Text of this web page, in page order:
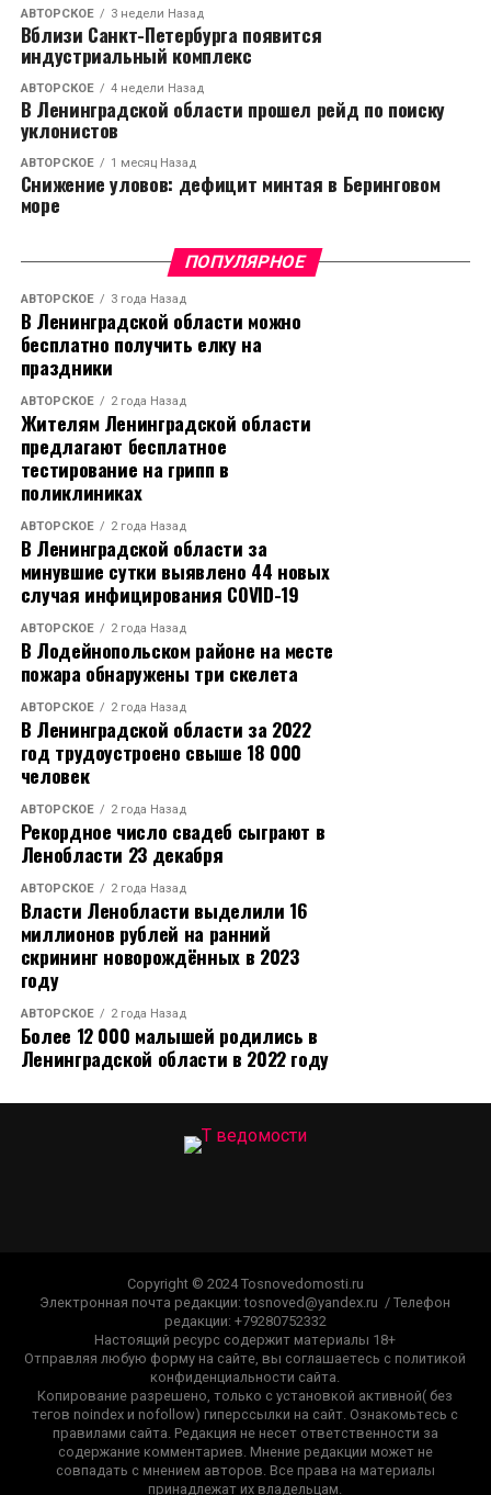
АВТОРСКОЕ 3 недели Назад
Вблизи Санкт-Петербурга появится
индустриальный комплекс
АВТОРСКОЕ 4 недели Назад
В Ленинградской области прошел рейд по поиску
уклонистов
АВТОРСКОЕ 1 месяц Назад
Снижение уловов: дефицит минтая в Беринговом
море
ПОПУЛЯРНОЕ
АВТОРСКОЕ 3 года Назад
В Ленинградской области можно
бесплатно получить елку на
праздники
АВТОРСКОЕ 2 года Назад
Жителям Ленинградской области
предлагают бесплатное
тестирование на грипп в
поликлиниках
АВТОРСКОЕ 2 года Назад
В Ленинградской области за
минувшие сутки выявлено 44 новых
случая инфицирования COVID-19
АВТОРСКОЕ 2 года Назад
В Лодейнопольском районе на месте
пожара обнаружены три скелета
АВТОРСКОЕ 2 года Назад
В Ленинградской области за 2022
год трудоустроено свыше 18 000
человек
АВТОРСКОЕ 2 года Назад
Рекордное число свадеб сыграют в
Ленобласти 23 декабря
АВТОРСКОЕ 2 года Назад
Власти Ленобласти выделили 16
миллионов рублей на ранний
скрининг новорождённых в 2023
году
АВТОРСКОЕ 2 года Назад
Более 12 000 малышей родились в
Ленинградской области в 2022 году
Copyright © 2024 Tosnovedomosti.ru
Электронная почта редакции: tosnoved@yandex.ru / Телефон
редакции: +79280752332
Настоящий ресурс содержит материалы 18+
Отправляя любую форму на сайте, вы соглашаетесь с политикой
конфиденциальности сайта.
Копирование разрешено, только с установкой активной( без
тегов noindex и nofollow) гиперссылки на сайт. Ознакомьтесь с
правилами сайта. Редакция не несет ответственности за
содержание комментариев. Мнение редакции может не
совпадать с мнением авторов. Все права на материалы
принадлежат их владельцам.